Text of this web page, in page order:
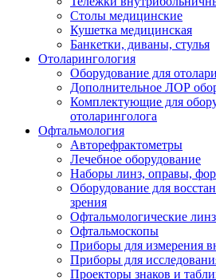
Столы медицинские
Кушетка медицинская
Банкетки, диваны, стулья
Отоларингология
Оборудование для
Дополнительное ЛОР
Комплектующие для
отоларинголога
Офтальмология
Авторефрактометры
Лечебное оборудование
Наборы линз, оправы,
Оборудование для
зрения
Офтальмологические
Офтальмоскопы
Приборы для измерения
Приборы для
Проекторы знаков и